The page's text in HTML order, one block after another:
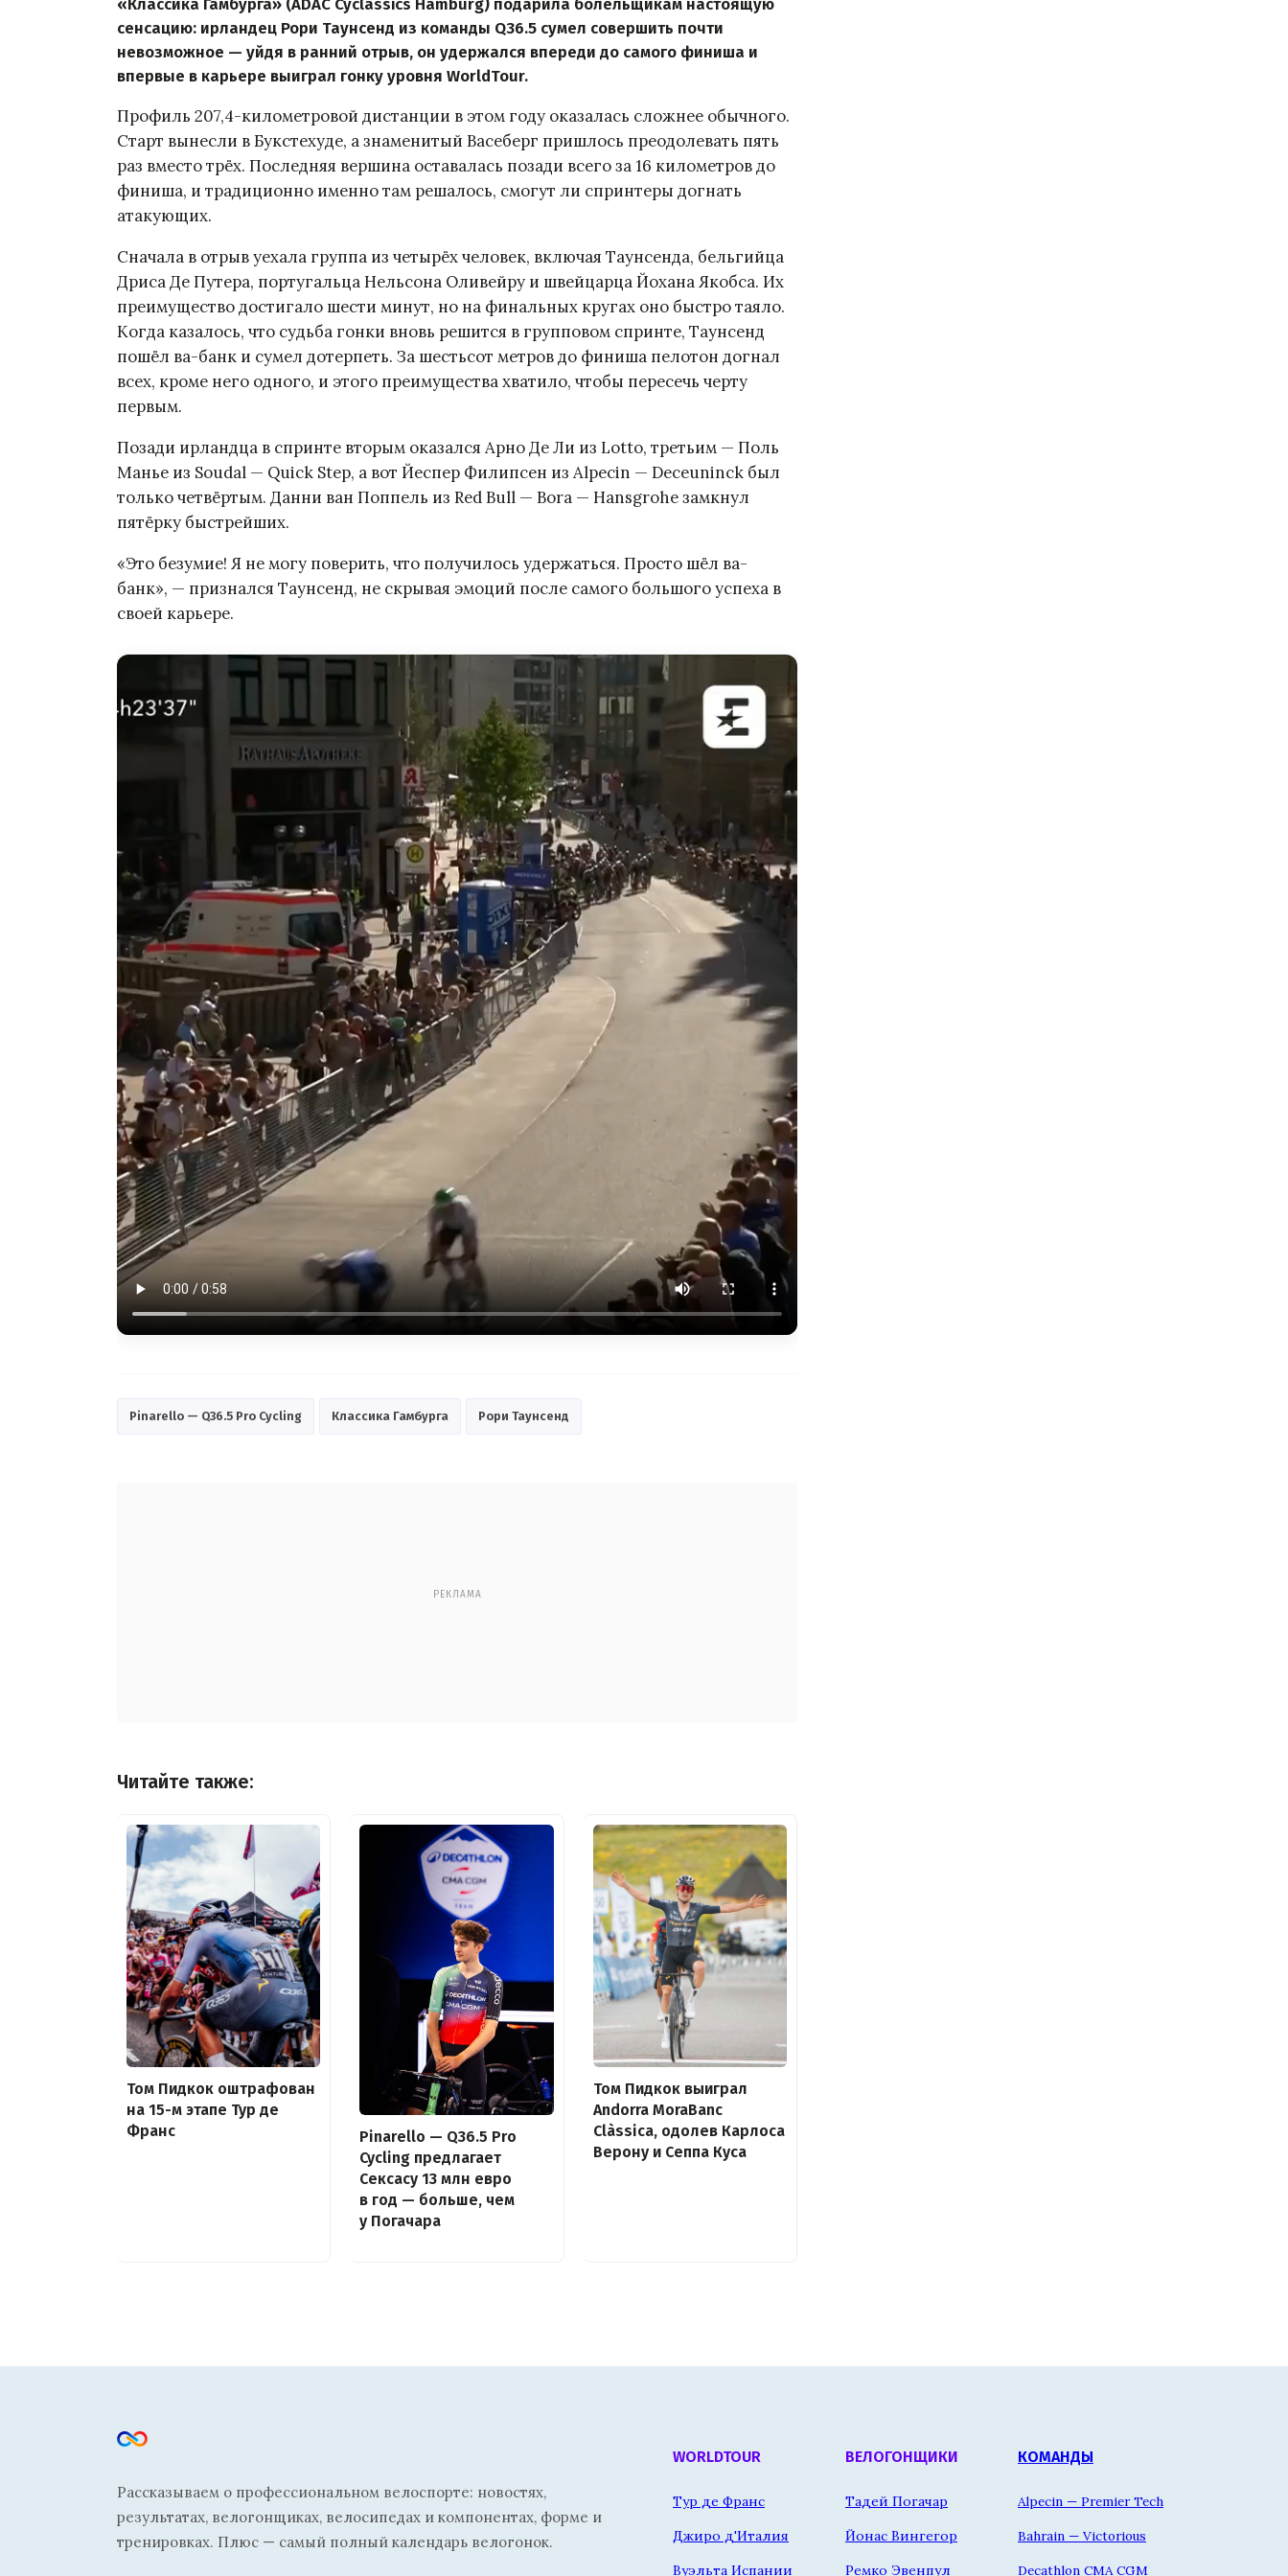
сенсацию: ирландец Рори Таунсенд из команды Q36.5 сумел совершить почти
невозможное — уйдя в ранний отрыв, он удержался впереди до самого финиша и
впервые в карьере выиграл гонку уровня WorldTour.
Профиль 207,4-километровой дистанции в этом году оказалась сложнее обычного.
Старт вынесли в Букстехуде, а знаменитый Васеберг пришлось преодолевать пять
раз вместо трёх. Последняя вершина оставалась позади всего за 16 километров до
финиша, и традиционно именно там решалось, смогут ли спринтеры догнать
атакующих.
Сначала в отрыв уехала группа из четырёх человек, включая Таунсенда, бельгийца
Дриса Де Путера, португальца Нельсона Оливейру и швейцарца Йохана Якобса. Их
преимущество достигало шести минут, но на финальных кругах оно быстро таяло.
Когда казалось, что судьба гонки вновь решится в групповом спринте, Таунсенд
пошёл ва-банк и сумел дотерпеть. За шестьсот метров до финиша пелотон догнал
всех, кроме него одного, и этого преимущества хватило, чтобы пересечь черту
первым.
Позади ирландца в спринте вторым оказался Арно Де Ли из Lotto, третьим — Поль
Манье из Soudal — Quick Step, а вот Йеспер Филипсен из Alpecin — Deceuninck был
только четвёртым. Данни ван Поппель из Red Bull — Bora — Hansgrohe замкнул
пятёрку быстрейших.
«Это безумие! Я не могу поверить, что получилось удержаться. Просто шёл ва-
банк», — признался Таунсенд, не скрывая эмоций после самого большого успеха в
своей карьере.
Pinarello — Q36.5 Pro Cycling Классика Гамбурга Рори Таунсенд
РЕКЛАМА
Читайте также:
Том Пидкок оштрафован
на 15-м этапе Тур де
Франс
Pinarello — Q36.5 Pro
Cycling предлагает
Сексасу 13 млн евро
в год — больше, чем
у Погачара
Том Пидкок выиграл
Andorra MoraBanc
Clàssica, одолев Карлоса
Верону и Сеппа Куса
Рассказываем о профессиональном велоспорте: новостях,
результатах, велогонщиках, велосипедах и компонентах, форме и
тренировках. Плюс — самый полный календарь велогонок.
WORLDTOUR
Тур де Франс
Джиро д'Италия
Вуэльта Испании
ВЕЛОГОНЩИКИ
Тадей Погачар
Йонас Вингегор
Ремко Эвенпул
КОМАНДЫ
Alpecin — Premier Tech
Bahrain — Victorious
Decathlon CMA CGM